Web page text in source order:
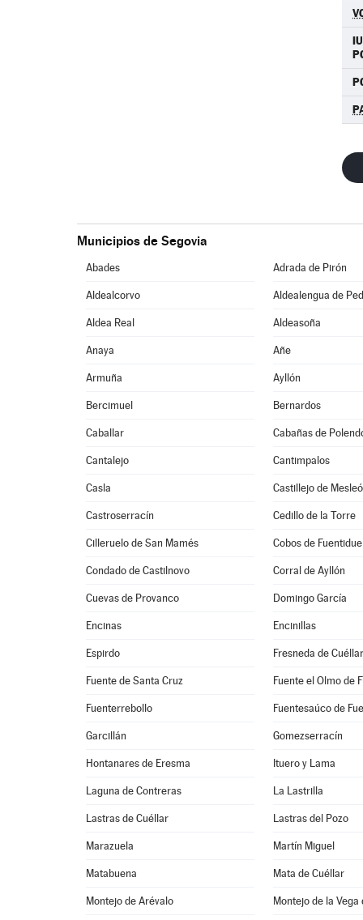
Municipios de Segovia
Abades Adrada de Pirón
Aldealcorvo Aldealengua de
Aldea Real Aldeasoña
Anaya Añe
Armuña Ayllón
Bercimuel Bernardos
Caballar Cabañas de
Cantalejo Cantimpalos
Casla Castillejo de
Castroserracín Cedillo de la Torre
Cilleruelo de San Mamés Cobos de
Condado de Castilnovo Corral de Ayllón
Cuevas de Provanco Domingo García
Encinas Encinillas
Espirdo Fresneda de Cuéllar
Fuente de Santa Cruz Fuente el Olmo de
Fuenterrebollo Fuentesaúco de
Garcillán Gomezserracín
Hontanares de Eresma Ituero y Lama
Laguna de Contreras La Lastrilla
Lastras de Cuéllar Lastras del Pozo
Marazuela Martín Miguel
Matabuena Mata de Cuéllar
Montejo de Arévalo Montejo de la